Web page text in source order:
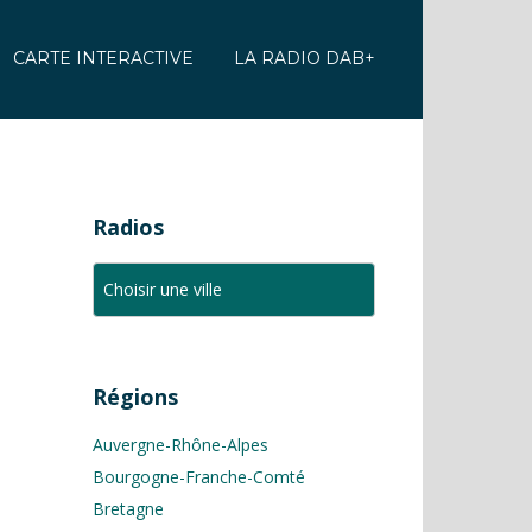
CARTE INTERACTIVE LA RADIO DAB+
Radios
Régions
Auvergne-Rhône-Alpes
Bourgogne-Franche-Comté
Bretagne